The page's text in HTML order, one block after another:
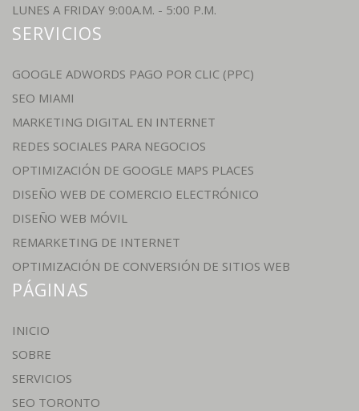
LUNES A FRIDAY 9:00A.M. - 5:00 P.M.
SERVICIOS
GOOGLE ADWORDS PAGO POR CLIC (PPC)
SEO MIAMI
MARKETING DIGITAL EN INTERNET
REDES SOCIALES PARA NEGOCIOS
OPTIMIZACIÓN DE GOOGLE MAPS PLACES
DISEÑO WEB DE COMERCIO ELECTRÓNICO
DISEÑO WEB MÓVIL
REMARKETING DE INTERNET
OPTIMIZACIÓN DE CONVERSIÓN DE SITIOS WEB
PÁGINAS
INICIO
SOBRE
SERVICIOS
SEO TORONTO